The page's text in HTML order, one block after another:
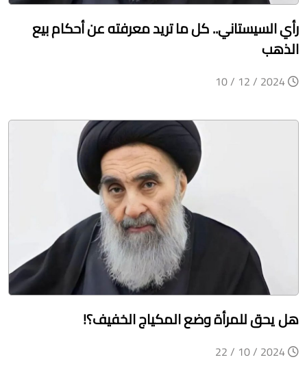
رأي السيستاني.. كل ما تريد معرفته عن أحكام بيع
الذهب
هل يحق للمرأة وضع المكياج الخفيف؟!